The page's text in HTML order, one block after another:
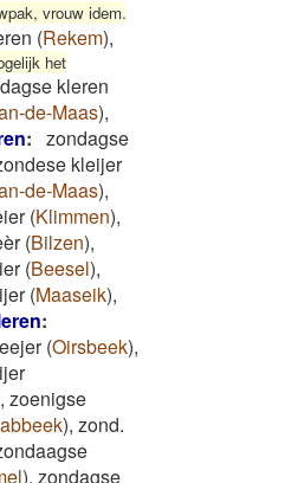
vrouw idem.
(Rekem),
het
kleren
de-Maas),
: zondagse
kleijer
de-Maas),
(Klimmen),
(Bilzen),
(Beesel),
(Maaseik),
:
(Oirsbeek),
, zoenigse
), zond.
), zondagse